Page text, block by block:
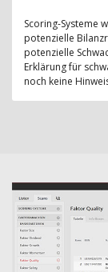
Scoring-Systeme
potenzielle
potenzielle
Erklärung für
noch keine